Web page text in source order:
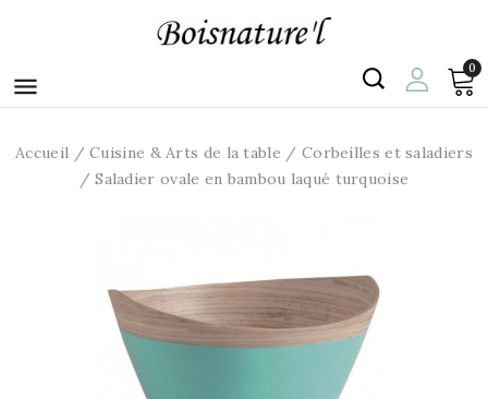

0
Accueil Cuisine & Arts de la table
Corbeilles et saladiers
Saladier ovale en bambou laqué turquoise